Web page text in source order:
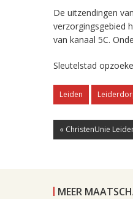
De uitzendingen
verzorgingsgebied
van kanaal 5C.
Sleutelstad
Leiden
« ChristenUnie
MEER